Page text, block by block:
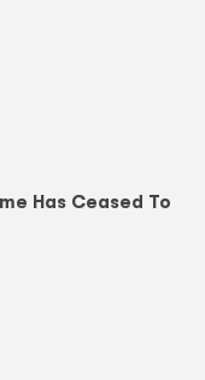
Has Ceased To